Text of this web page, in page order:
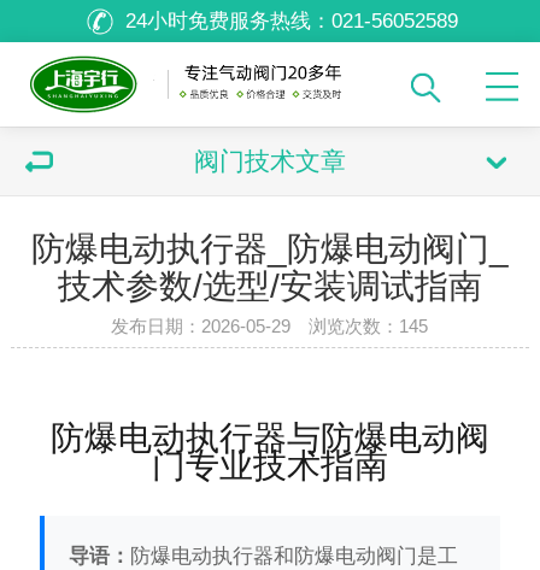
24小时免费服务热线： 021-56052589
阀门技术文章
防爆电动执行器_防爆电动阀门_
技术参数/选型/安装调试指南
发布日期：2026-05-29 浏览次数： 145
防爆电动执行器与防爆电动阀
门专业技术指南
导语： 防爆电动执行器和防爆电动阀门是工